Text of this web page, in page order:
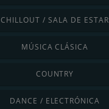
CHILLOUT / SALA DE ESTAR
MÚSICA CLÁSICA
COUNTRY
DANCE / ELECTRÓNICA